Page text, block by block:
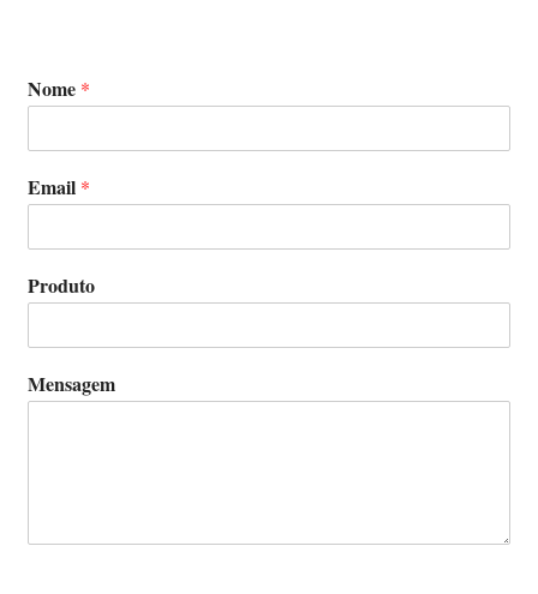
Nome *
Email *
Produto
Mensagem